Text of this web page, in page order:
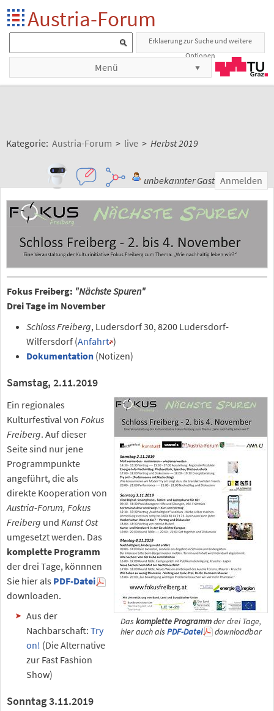
Austria-Forum
Erklaerung zur Suche und weitere
Optionen
Menü
Kategorie: Austria-Forum > live > Herbst 2019
unbekannter Gast Anmelden
Fokus Freiberg: "Nächste Spuren"
Drei Tage im November
Schloss Freiberg, Ludersdorf 30, 8200 Ludersdorf-
Wilfersdorf (Anfahrt )
Dokumentation (Notizen)
Samstag, 2.11.2019
Das komplette Programmder drei Tage,
hier auch als PDF-Datei downloadbar
Ein regionales
Kulturfestival von Fokus
Freiberg. Auf dieser
Seite sind nur jene
Programmpunkte
angeführt, die als
direkte Kooperation von
Austria-Forum, Fokus
Freiberg und Kunst Ost
umgesetzt werden. Das
komplette Programm
der drei Tage, könnnen
Sie hier als PDF-Datei
downloaden.
Aus der
Nachbarschaft: Try
on! (Die Alternative
zur Fast Fashion
Show)
Sonntag 3.11.2019